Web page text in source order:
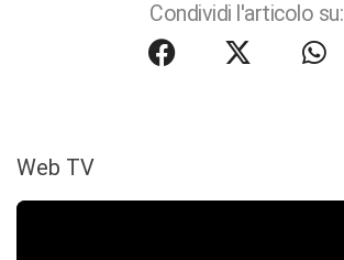
Condividi l'articolo su:
Web TV